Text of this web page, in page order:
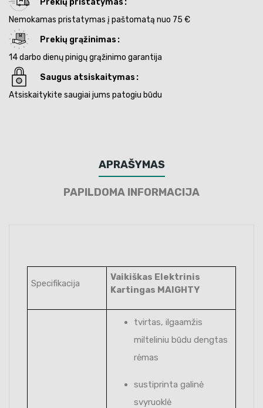
Prekių pristatymas
Nemokamas pristatymas į paštomatą nuo 75 €
Prekių grąžinimas
14 darbo dienų pinigų grąžinimo garantija
Saugus atsiskaitymas
Atsiskaitykite saugiai jums patogiu būdu
APRAŠYMAS
PAPILDOMA INFORMACIJA
Specifikacija
Vaikiškas Elektrinis
Kartingas MAIGHTY
tvirtas, ilgaamžis
milteliniu būdu dengtas
rėmas
sustiprinta galinė
svyruoklė